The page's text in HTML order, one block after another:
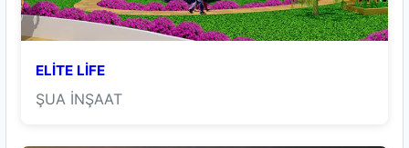
ELİTE LİFE
ŞUA İNŞAAT